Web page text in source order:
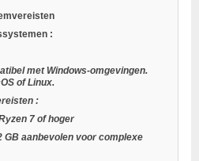
:
met Windows-omgevingen.
of Linux.
:
7 of hoger
GB aanbevolen voor complexe